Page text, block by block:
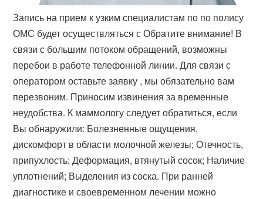
Запись на прием к узким специалистам по по полису
ОМС будет осуществляться с Обратите внимание! В
связи с большим потоком обращений, возможны
перебои в работе телефонной линии. Для связи с
оператором оставьте заявку , мы обязательно вам
перезвоним. Приносим извинения за временные
неудобства. К маммологу следует обратиться, если
Вы обнаружили: Болезненные ощущения,
дискомфорт в области молочной железы; Отечность,
припухлость; Деформация, втянутый сосок; Наличие
уплотнений; Выделения из соска. При ранней
диагностике и своевременном лечении можно